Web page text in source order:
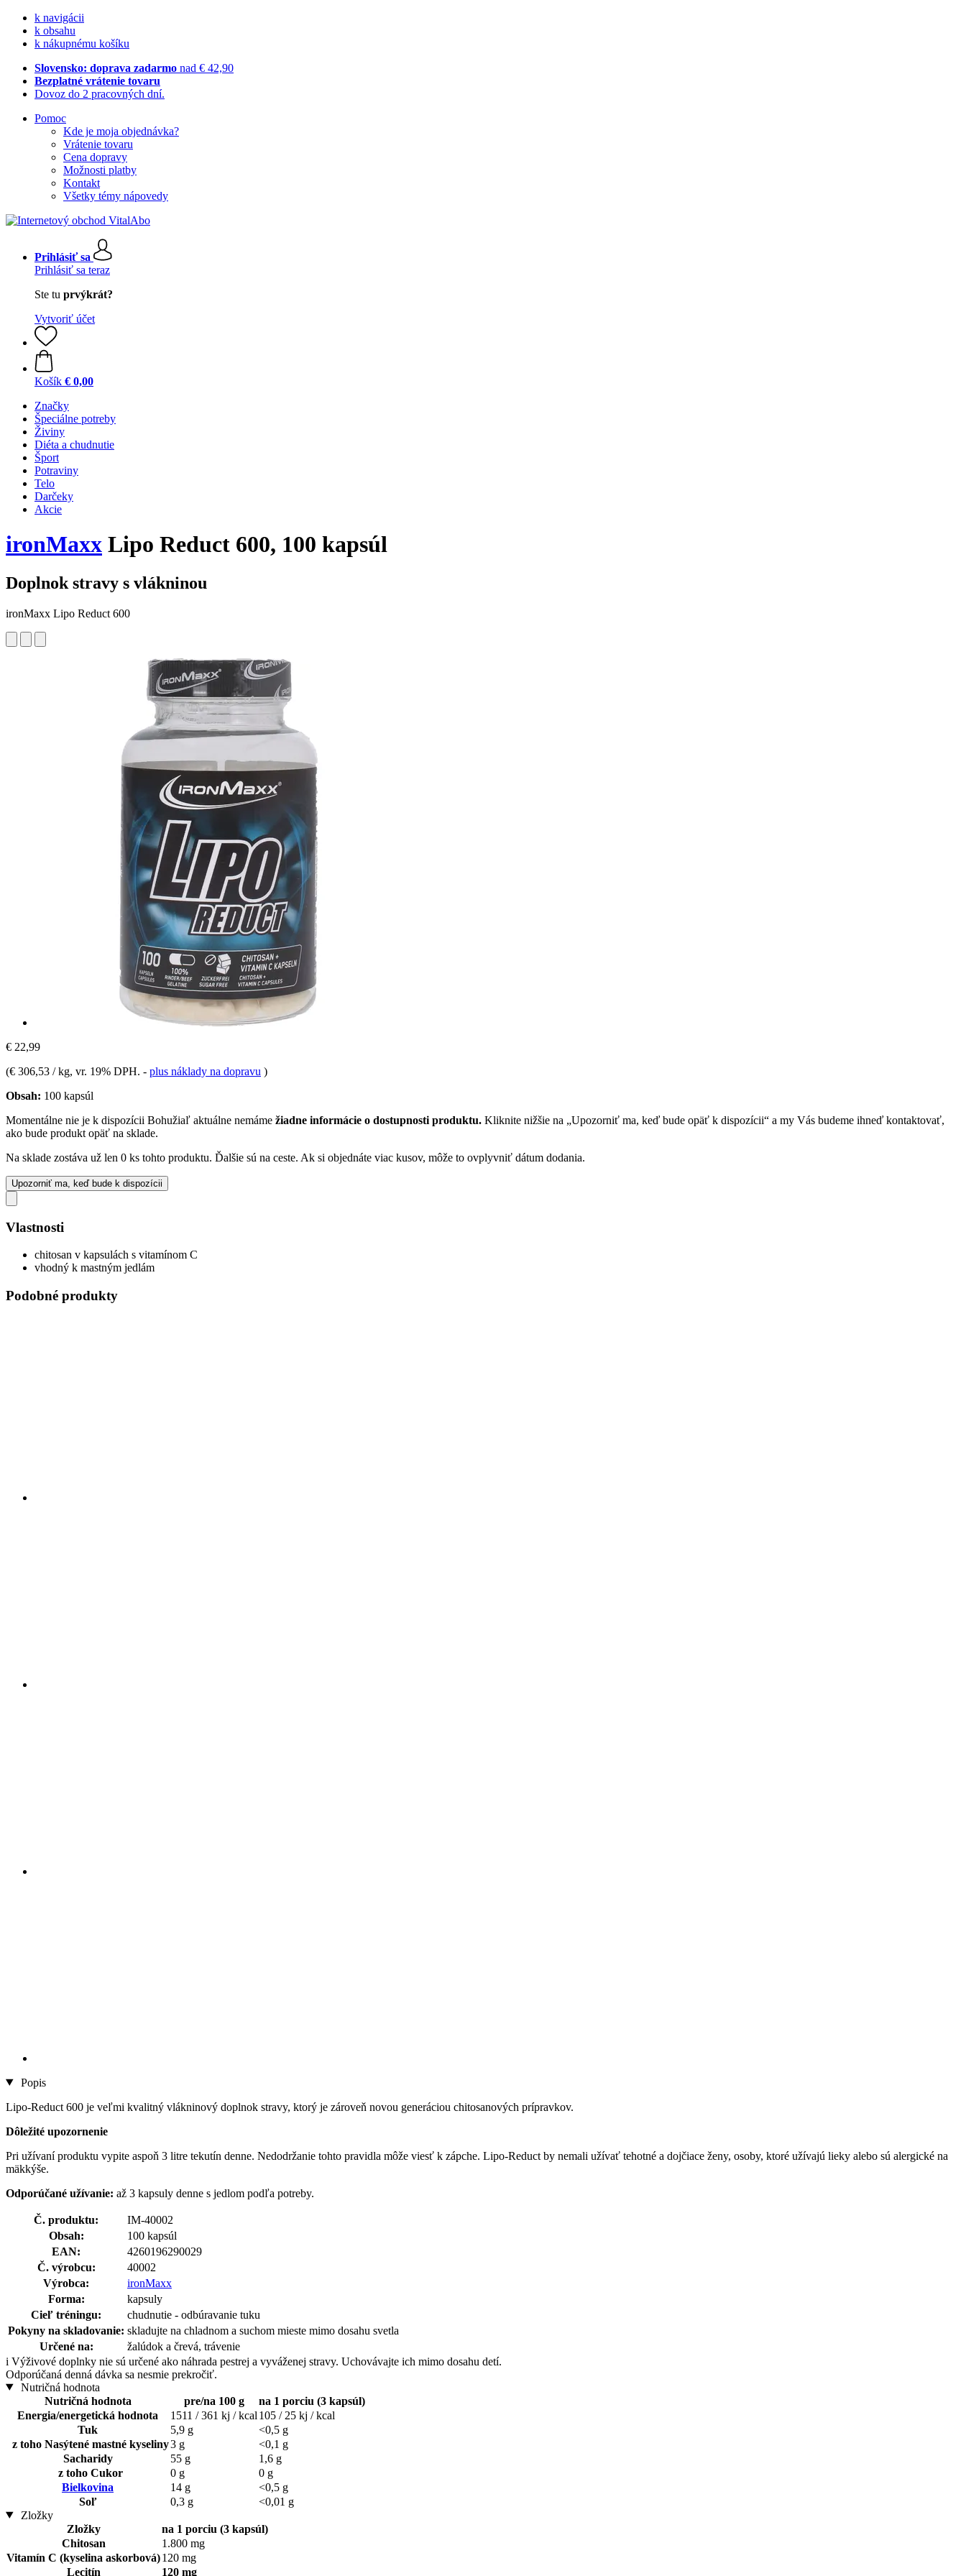
k navigácii
k obsahu
k nákupnému košíku
Slovensko: doprava zadarmo nad € 42,90
Bezplatné vrátenie tovaru
Dovoz do 2 pracovných dní.
Pomoc
Kde je moja objednávka?
Vrátenie tovaru
Cena dopravy
Možnosti platby
Kontakt
Všetky témy nápovedy
Prihlásiť sa
Prihlásiť sa teraz
Ste tu prvýkrát?
Vytvoriť účet
Košík € 0,00
Značky
Špeciálne potreby
Živiny
Diéta a chudnutie
Šport
Potraviny
Telo
Darčeky
Akcie
ironMaxx Lipo Reduct 600, 100 kapsúl
Doplnok stravy s vlákninou
ironMaxx Lipo Reduct 600
€ 22,99
(€ 306,53 / kg, vr. 19% DPH. - plus náklady na dopravu )
Obsah: 100 kapsúl
Momentálne nie je k dispozícii Bohužiaľ aktuálne nemáme žiadne informácie o dostupnosti produktu. Kliknite nižšie na „Upozorniť ma, keď bude opäť k dispozícii“ a my Vás budeme ihneď kontaktovať,
ako bude produkt opäť na sklade.
Na sklade zostáva už len 0 ks tohto produktu. Ďalšie sú na ceste. Ak si objednáte viac kusov, môže to ovplyvniť dátum dodania.
Upozorniť ma, keď bude k dispozícii
Vlastnosti
chitosan v kapsulách s vitamínom C
vhodný k mastným jedlám
Podobné produkty
Popis
Lipo-Reduct 600 je veľmi kvalitný vlákninový doplnok stravy, ktorý je zároveň novou generáciou chitosanových prípravkov.
Dôležité upozornenie
Pri užívaní produktu vypite aspoň 3 litre tekutín denne. Nedodržanie tohto pravidla môže viesť k zápche. Lipo-Reduct by nemali užívať tehotné a dojčiace ženy, osoby, ktoré užívajú lieky alebo sú alergické na
mäkkýše.
Odporúčané užívanie: až 3 kapsuly denne s jedlom podľa potreby.
Č. produktu:
IM-40002
Obsah:
100 kapsúl
EAN:
4260196290029
Č. výrobcu:
40002
Výrobca:
ironMaxx
Forma:
kapsuly
Cieľ tréningu:
chudnutie - odbúravanie tuku
Pokyny na skladovanie: skladujte na chladnom a suchom mieste mimo dosahu svetla
Určené na:
žalúdok a črevá, trávenie
i Výživové doplnky nie sú určené ako náhrada pestrej a vyváženej stravy. Uchovávajte ich mimo dosahu detí.
Odporúčaná denná dávka sa nesmie prekročiť.
Nutričná hodnota
Nutričná hodnota
pre/na 100 g
na 1 porciu (3 kapsúl)
Energia/energetická hodnota
1511 / 361 kj / kcal 105 / 25 kj / kcal
Tuk
5,9 g
<0,5 g
z toho Nasýtené mastné kyseliny3 g
<0,1 g
Sacharidy
55 g
1,6 g
z toho Cukor
0 g
0 g
Bielkovina
14 g
<0,5 g
Soľ
0,3 g
<0,01 g
Zložky
Zložky
na 1 porciu (3 kapsúl)
Chitosan
1.800 mg
Vitamín C (kyselina askorbová)120 mg
Lecitín
120 mg